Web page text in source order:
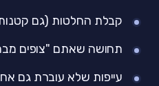
קבלת החלטות (גם
תחושה שאתם "צופים
עייפות שלא עוברת גם